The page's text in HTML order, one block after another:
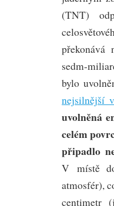
(TNT)
překonává
sedm-
bylo
nejsilnější
uvolněná
celém
připadlo
V místě
atmosfér),
centimetr